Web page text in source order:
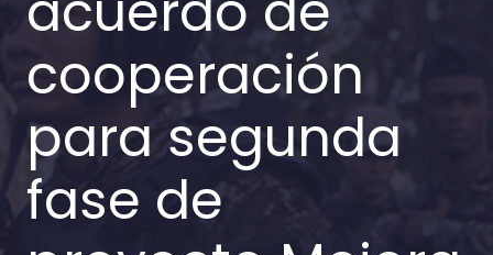
cooperación
para segunda
fase de